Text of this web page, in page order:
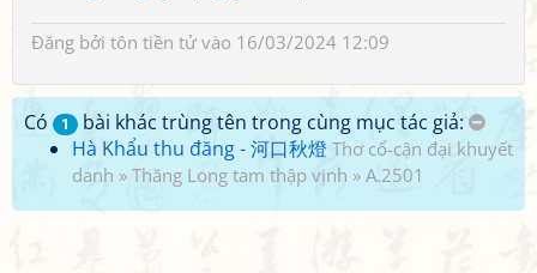
Đăng bởi tôn tiền tửvào 16/03/2024 12:09
Có 1
bài khác trùng tên trong cùng mục tác giả:
Hà Khẩu thu đăng - 河口秋燈 Thơ cổ-cận đại khuyết
danh » Thăng Long tam thập vịnh » A.2501